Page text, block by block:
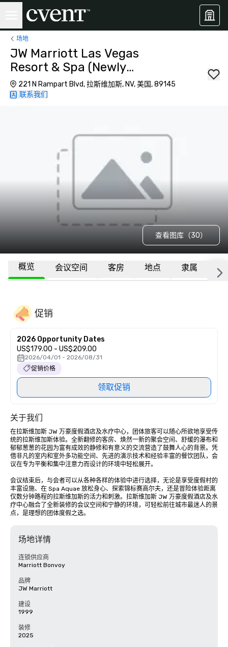
场地
JW Marriott Las Vegas
Resort & Spa (Newly
Renovated)
221 N Rampart Blvd, 拉斯维加斯, NV, 美国, 89145
联系我们
查看图库（30）
概览 会议空间 客房 地点 隶属 更
促销
2026 Opportunity Dates
US$179.00 - US$209.00
2026/04/01 - 2026/08/31
促销价格
领取促销
关于我们
在拉斯维加斯 JW 万豪度假酒店及水疗中心，团体旅客可以随心所欲地享受传
统的拉斯维加斯体验。全新翻修的客房、焕然一新的聚会空间、舒缓的瀑布和
郁郁葱葱的花园为富有成效的静修和有意义的交流营造了鼓舞人心的背景。凭
借非凡的室内和室外多功能空间、先进的演示技术和经验丰富的餐饮团队，会
议在专为平衡和集中注意力而设计的环境中轻松展开。
会议结束后，与会者可以从各种各样的体验中进行选择，无论是享受度假村的
丰富设施、在 Spa Aquae 放松身心、探索锦标赛高尔夫，还是冒险体验距离
仅数分钟路程的拉斯维加斯的活力和刺激。拉斯维加斯 JW 万豪度假酒店及水
疗中心融合了全新装修的会议空间和宁静的环境，可轻松前往城市最迷人的景
点，是理想的团体度假之选。
场地详情
连锁供应商
Marriott Bonvoy
品牌
JW Marriott
建设
1999
装修
2025